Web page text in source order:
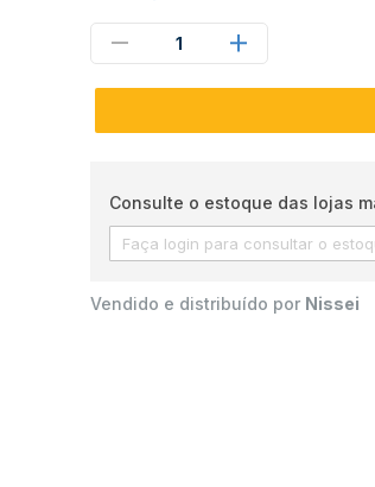
1
Consulte o estoque das lojas
Vendido e distribuído por Nissei